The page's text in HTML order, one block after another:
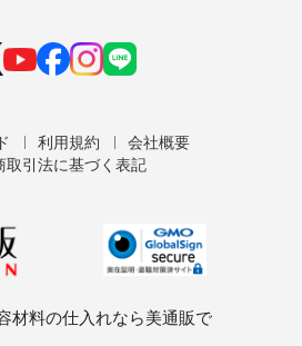
利用規約
会社概要
取引法に基づく表記
材料の仕入れなら美通販で